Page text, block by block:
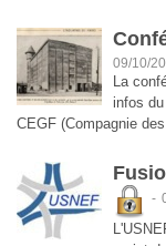
09/10/
La
infos
CEGF (Compagnie
-